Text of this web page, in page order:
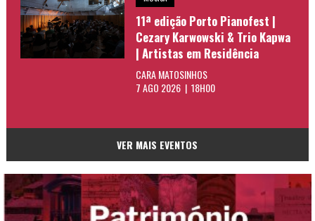
11ª edição Porto Pianofest |
Cezary Karwowski & Trio Kapwa
| Artistas em Residência
CARA MATOSINHOS
7 AGO 2026 | 18H00
VER MAIS EVENTOS